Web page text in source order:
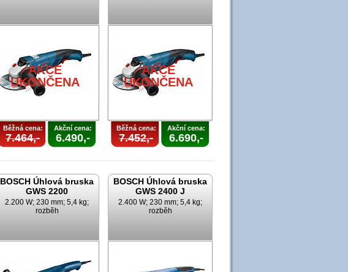
AKCE
UKONČENA
Běžná cena:
7.464,-
Akční cena:
6.490,-
AKCE
UKONČENA
Běžná cena:
7.452,-
Akční cena:
6.690,-
BOSCH Úhlová bruska
GWS 2200
2.200 W; 230 mm; 5,4 kg;
rozběh
BOSCH Úhlová bruska
GWS 2400 J
2.400 W; 230 mm; 5,4 kg;
rozběh